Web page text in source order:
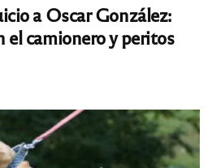
a Oscar González:
el camionero y peritos